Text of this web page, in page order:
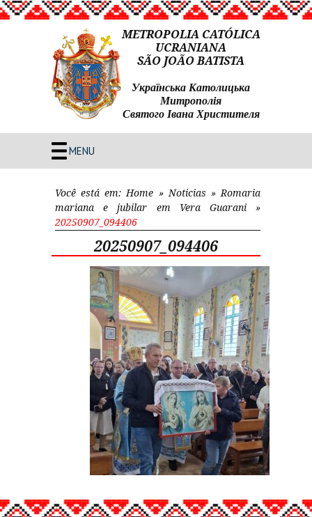
METROPOLIA CATÓLICA
UCRANIANA
SÃO JOÃO BATISTA
Українська Католицька
Митрополія
Святого Івана Христителя
MENU
Você está em: Home » Noticias » Romaria
mariana e jubilar em Vera Guarani»
20250907_094406
20250907_094406